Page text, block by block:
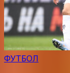
ФУТБОЛ